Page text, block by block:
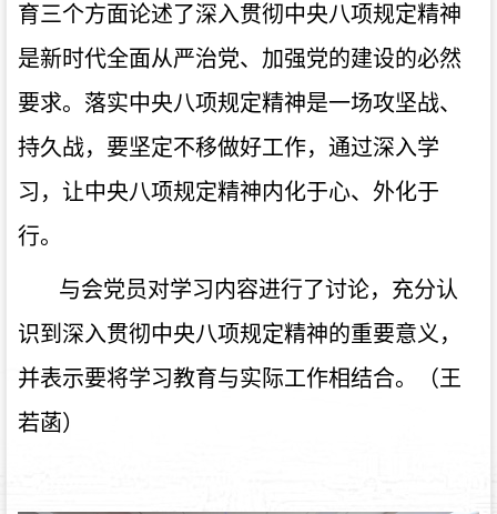
育三个方面论述了深入贯彻中央八项规定精神
是新时代全面从严治党、加强党的建设的必然
要求。落实中央八项规定精神是一场攻坚战、
持久战，要坚定不移做好工作，通过深入学
习，让中央八项规定精神内化于心、外化于
行。
与会党员对学习内容进行了讨论，充分认
识到深入贯彻中央八项规定精神的重要意义，
并表示要将学习教育与实际工作相结合。（王
若菡）